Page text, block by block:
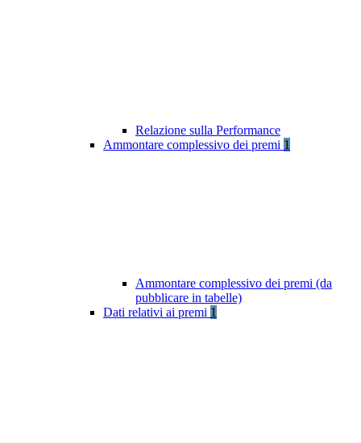
Relazione sulla Performance
Ammontare complessivo dei premi 1
Ammontare complessivo dei premi (da
pubblicare in tabelle)
Dati relativi ai premi 1